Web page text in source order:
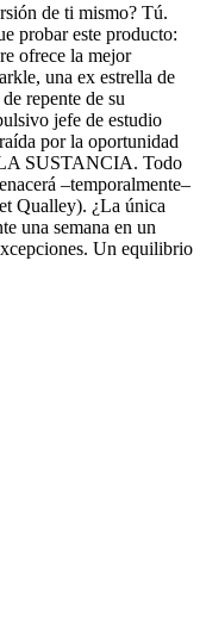
de ti mismo? Tú.
probar este producto:
ofrece la mejor
una ex estrella de
repente de su
jefe de estudio
por la oportunidad
LA SUSTANCIA. Todo
–temporalmente–
Qualley). ¿La única
una semana en un
Un equilibrio